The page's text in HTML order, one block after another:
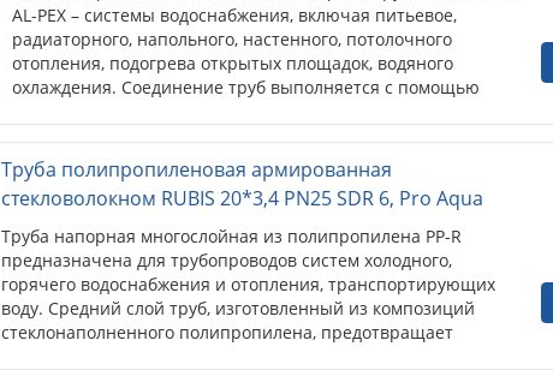
AL-PEX – системы водоснабжения, включая питьевое,
радиаторного, напольного, настенного, потолочного
отопления, подогрева открытых площадок, водяного
охлаждения. Соединение труб выполняется с помощью
Труба полипропиленовая армированная
стекловолокном RUBIS 20*3,4 PN25 SDR 6, Pro Aqua
Труба напорная многослойная из полипропилена PP-R
предназначена для трубопроводов систем холодного,
горячего водоснабжения и отопления, транспортирующих
воду. Средний слой труб, изготовленный из композиций
стеклонаполненного полипропилена, предотвращает